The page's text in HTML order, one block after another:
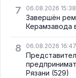
7 06.08.2026 15:38
Завершён
Керамзавода
8 06.08.2026 16:47
Рязани (529)